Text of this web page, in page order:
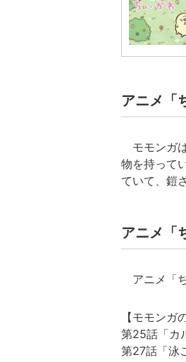
アニメ「
モモンガ
物を持って
ていて、鎧
アニメ「
アニメ「
【モモンガ
第25話「カ
第27話「泳